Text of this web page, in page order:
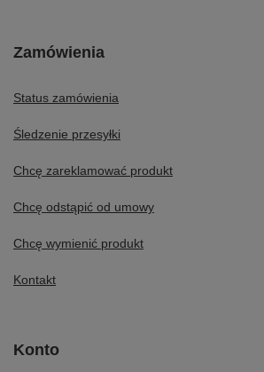
Zamówienia
Status zamówienia
Śledzenie przesyłki
Chcę zareklamować produkt
Chcę odstąpić od umowy
Chcę wymienić produkt
Kontakt
Konto